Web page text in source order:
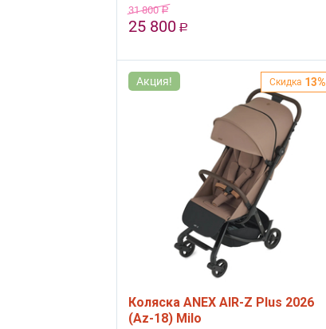
31 800 Р
25 800 Р
Акция! Скидка 13%
Коляска ANEX AIR-Z Plus 2026
(Az-18) Milo